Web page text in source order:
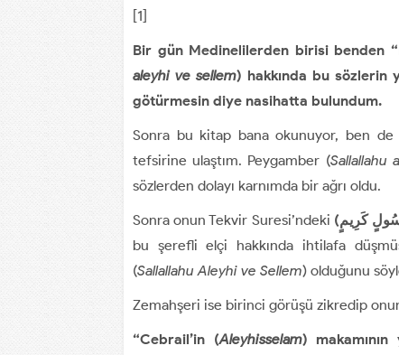
[1]
Bir gün Medinelilerden birisi benden
aleyhi ve sellem) hakkında bu sözlerin
götürmesin diye nasihatta bulundum.
Sonra bu kitap bana okunuyor, ben de
tefsirine ulaştım. Peygamber (Sallallahu
sözlerden dolayı karnımda bir ağrı oldu.
Sonra onun Tekvir Suresi’ndeki
bu şerefli elçi hakkında ihtilafa
(Sallallahu Aleyhi ve Sellem) olduğunu
Zemahşeri ise birinci görüşü zikredip
“Cebrail’in (Aleyhisselam)